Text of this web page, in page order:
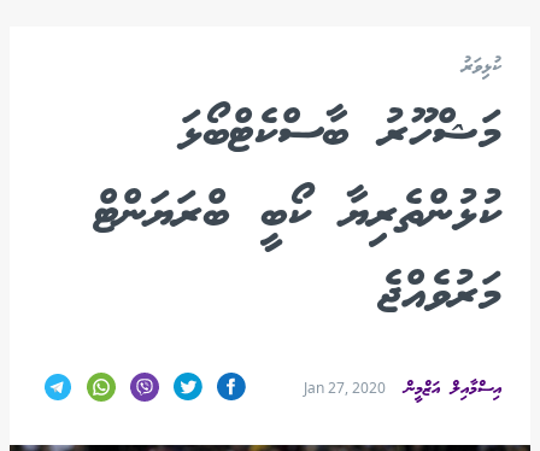
ކުޅިވަރު
މަޝްހޫރު ބާސްކެޓްބޯޅަ
ކުޅުންތެރިޔާ ކޯބީ ބްރަޔަންޓް
މަރުވެއްޖެ
އިސްމާއިލް އަޒްމީން Jan 27, 2020